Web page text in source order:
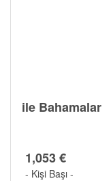
ile Bahamalar
1,053 €
- Kişi Başı -